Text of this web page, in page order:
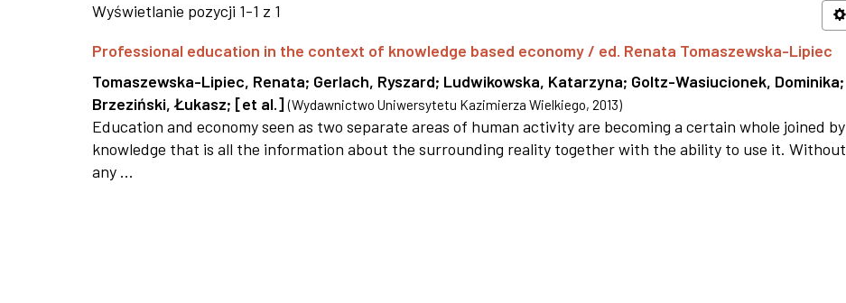
Wyświetlanie pozycji 1-1 z 1
Professional education in the context of knowledge based economy / ed. Renata Tomaszewska-Lipiec
Tomaszewska-Lipiec, Renata; Gerlach, Ryszard; Ludwikowska, Katarzyna; Goltz-Wasiucionek, Dominika;
Brzeziński, Łukasz; [et al.] (Wydawnictwo Uniwersytetu Kazimierza Wielkiego, 2013)
Education and economy seen as two separate areas of human activity are becoming a certain whole joined by
knowledge that is all the information about the surrounding reality together with the ability to use it. Without
any ...